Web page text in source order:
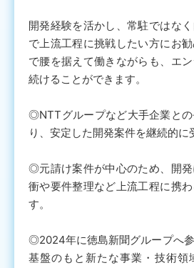
開発経験を活かし、常駐ではな
で上流工程に挑戦したい方にお
で腰を据えて働きながらも、エ
続けることができます。
◎NTTグループなど大手企業と
り、安定した開発案件を継続的に
◎元請け案件が中心のため、開
衝や要件整理など上流工程に携
す。
◎2024年に徳島新聞グループへ
基盤のもと新たな事業・技術領